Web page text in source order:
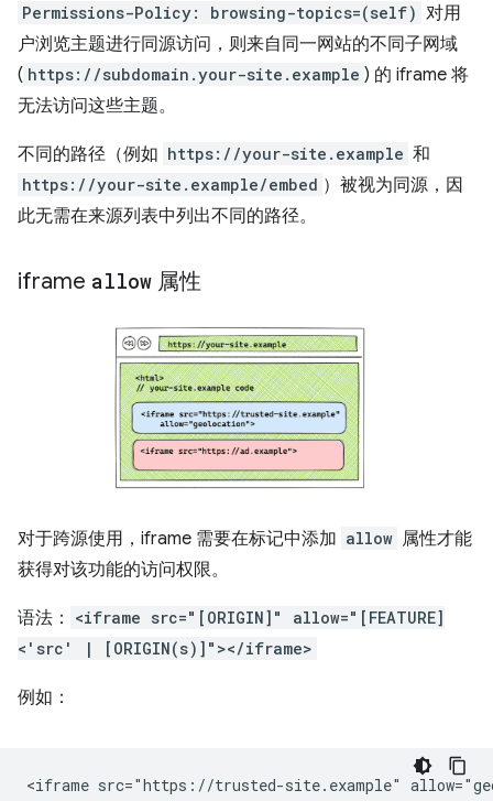
Permissions-Policy: browsing-topics=(self) 对用
户浏览主题进行同源访问，则来自同一网站的不同子网域
( https://subdomain.your-site.example ) 的 iframe 将
无法访问这些主题。
不同的路径（例如 https://your-site.example 和
https://your-site.example/embed ）被视为同源，因
此无需在来源列表中列出不同的路径。
iframe allow 属性
对于跨源使用，iframe 需要在标记中添加 allow 属性才能
获得对该功能的访问权限。
语法：
<iframe src="[ORIGIN]" allow="[FEATURE]
<'src' | [ORIGIN(s)]"></iframe>
例如：